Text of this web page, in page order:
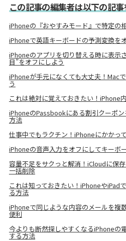
この記事の編集者は以下の記
iPhoneの『おやすみモード』で特定の
iPhoneで英語キーボードの予測変換を
iPhoneのアプリを切り替える時に表示
目”をオフにしよう
iPhoneが手元になくても大丈夫！Mac
う
これは絶対に覚えておきたい！iPhone
iPhoneのPassbookにある割引クーポ
方法
仕事中でもラクチン！iPhoneにかかっ
iPhoneの音声入力をオフにしてキーボ
容量不足をサクっと解消！iCloudに保
一括削除
これは知っておきたい！iPhoneやiPad
る方法
iPhoneで同じような内容のメールを複
便利
今よりも断然探しやすくなるiPhoneの
する方法